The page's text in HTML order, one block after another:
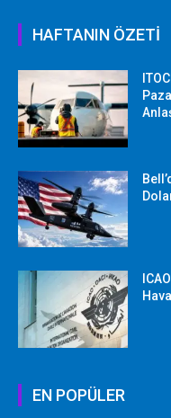
HAFTANIN ÖZETİ
EN POPÜLER